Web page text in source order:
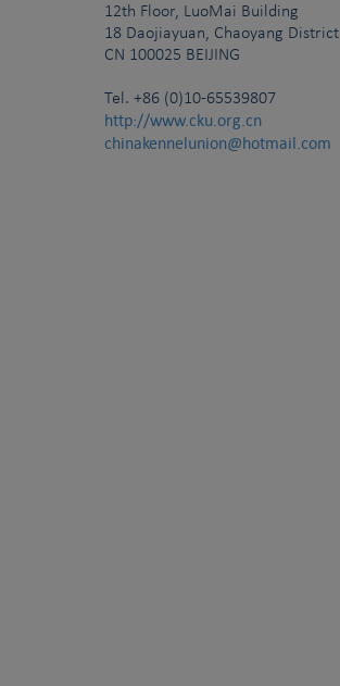
12th Floor, LuoMai Building
18 Daojiayuan, Chaoyang District
CN 100025 BEIJING
Tel. +86 (0)10-65539807
http://www.cku.org.cn
chinakennelunion@hotmail.com